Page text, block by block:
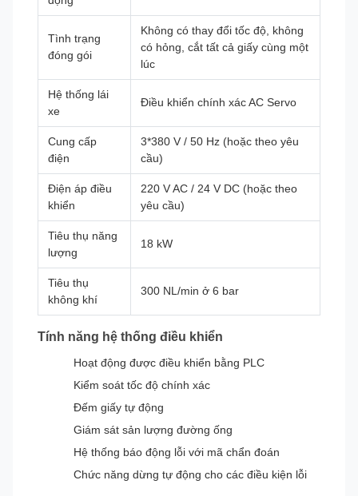
Tình trạng
đóng gói
Không có thay đổi tốc độ, không
có hỏng, cắt tất cả giấy cùng một
lúc
Hệ thống lái
xe
Điều khiển chính xác AC Servo
Cung cấp
điện
3*380 V / 50 Hz (hoặc theo yêu
cầu)
Điện áp điều
khiển
220 V AC / 24 V DC (hoặc theo
yêu cầu)
Tiêu thụ năng
lượng
18 kW
Tiêu thụ
không khí
300 NL/min ở 6 bar
Tính năng hệ thống điều khiển
Hoạt động được điều khiển bằng PLC
Kiểm soát tốc độ chính xác
Đếm giấy tự động
Giám sát sản lượng đường ống
Hệ thống báo động lỗi với mã chẩn đoán
Chức năng dừng tự động cho các điều kiện lỗi